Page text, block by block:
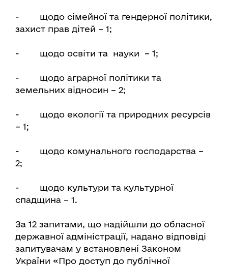
- щодо сімейної та гендерної політики,
захист прав дітей – 1;
- щодо освіти та науки – 1;
- щодо аграрної політики та
земельних відносин – 2;
- щодо екології та природних ресурсів
– 1;
- щодо комунального господарства –
2;
- щодо культури та культурної
спадщина – 1.
За 12 запитами, що надійшли до обласної
державної адміністрації, надано відповіді
запитувачам у встановлені Законом
України «Про доступ до публічної